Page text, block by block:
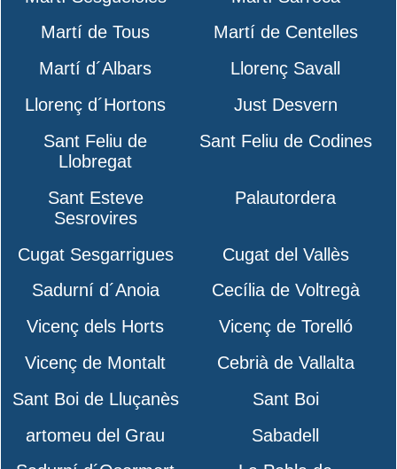
Martí de Tous
Martí de Centelles
Martí d´Albars
Llorenç Savall
Llorenç d´Hortons
Just Desvern
Sant Feliu de
Llobregat
Sant Feliu de Codines
Sant Esteve
Sesrovires
Palautordera
Cugat Sesgarrigues
Cugat del Vallès
Sadurní d´Anoia
Cecília de Voltregà
Vicenç dels Horts
Vicenç de Torelló
Vicenç de Montalt
Cebrià de Vallalta
Sant Boi de Lluçanès
Sant Boi
artomeu del Grau
Sabadell